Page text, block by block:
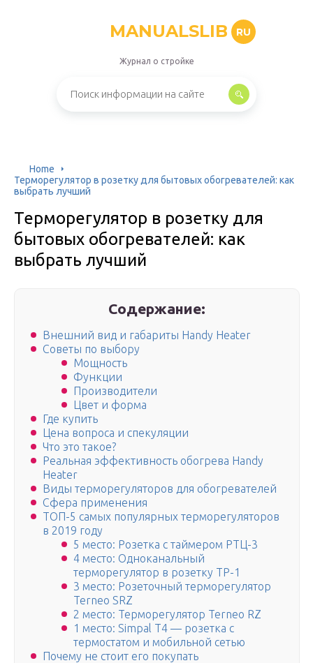
MANUALSLIB RU
Журнал о стройке
Home
Терморегулятор в розетку для бытовых обогревателей: как
выбрать лучший
Терморегулятор в розетку для
бытовых обогревателей: как
выбрать лучший
Содержание:
Внешний вид и габариты Handy Heater
Советы по выбору
Мощность
Функции
Производители
Цвет и форма
Где купить
Цена вопроса и спекуляции
Что это такое?
Реальная эффективность обогрева Handy
Heater
Виды терморегуляторов для обогревателей
Сфера применения
ТОП-5 самых популярных терморегуляторов
в 2019 году
5 место: Розетка с таймером РТЦ-3
4 место: Одноканальный
терморегулятор в розетку ТР-1
3 место: Розеточный терморегулятор
Terneo SRZ
2 место: Терморегулятор Terneo RZ
1 место: Simpal T4 — розетка с
термостатом и мобильной сетью
Почему не стоит его покупать